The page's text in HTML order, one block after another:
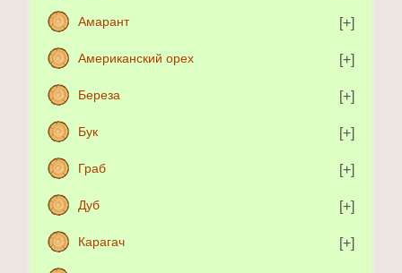
Амарант
Американский орех
Береза
Бук
Граб
Дуб
Карагач